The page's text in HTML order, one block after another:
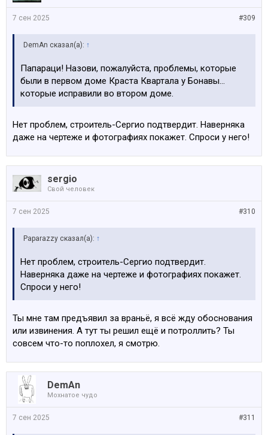
#309
7 сен 2025
DemAn сказал(а): ↑
Папараци! Назови, пожалуйста, проблемы, которые
были в первом доме Краста Квартала у Бонавы...
которые исправили во втором доме.
Нет проблем, строитель-Сергио подтвердит. Наверняка
даже на чертеже и фотографиях покажет. Спроси у него!
sergio
Свой человек
#310
7 сен 2025
Paparazzy сказал(а): ↑
Нет проблем, строитель-Сергио подтвердит.
Наверняка даже на чертеже и фотографиях покажет.
Спроси у него!
Ты мне там предъявил за враньё, я всё жду обоснования
или извинения. А тут ты решил ещё и потроллить? Ты
совсем что-то поплохел, я смотрю.
DemAn
Мохнатое чудо
#311
7 сен 2025